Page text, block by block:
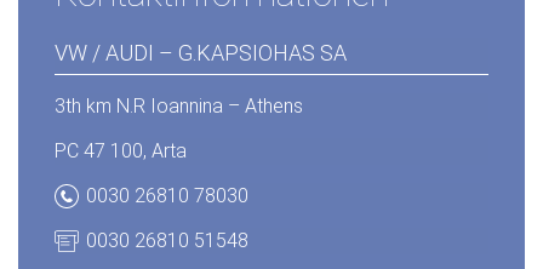
VW / AUDI – G.ΚΑPSΙOHΑS SA
3th km N.R Ιoannina – Athens
PC 47 100, Arta
0030 26810 78030
0030 26810 51548